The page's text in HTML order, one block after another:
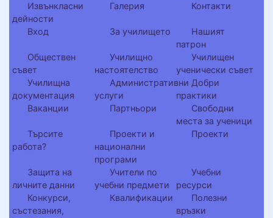
Извънкласни
дейности
Галерия Контакти
Вход За училището
Нашият
патрон
Обществен
съвет
Училищно
настоятелство
Училищен
ученически съвет
Училищна
документация
Административни
услуги
Добри
практики
Ваканции
Партньори
Свободни
места за ученици
Търсите
работа?
Проекти и
национални
програми
Проекти
Защита на
личните данни
Учители по
учебни предмети
Учебни
ресурси
Конкурси,
състезания,
Квалификации
Полезни
връзки